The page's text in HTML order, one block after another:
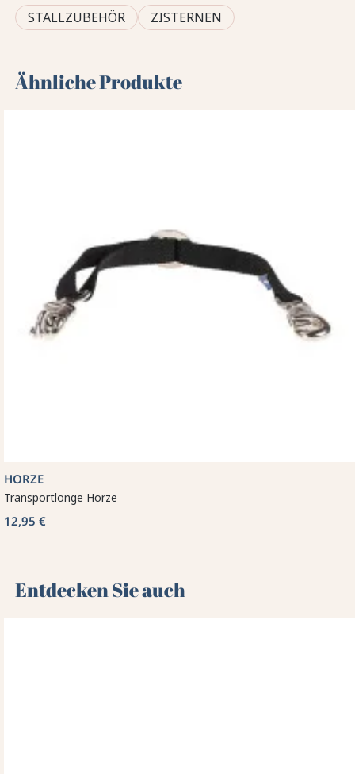
STALLZUBEHÖR ZISTERNEN
Ähnliche Produkte
HORZE
Transportlonge Horze
12,95 €
Entdecken Sie auch 🌻